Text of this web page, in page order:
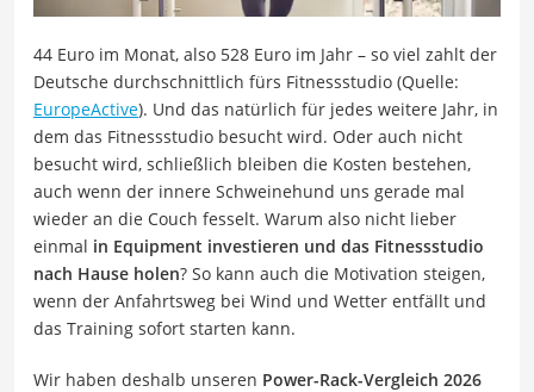
44 Euro im Monat, also 528 Euro im Jahr – so viel zahlt der
Deutsche durchschnittlich fürs Fitnessstudio (Quelle:
EuropeActive). Und das natürlich für jedes weitere Jahr, in
dem das Fitnessstudio besucht wird. Oder auch nicht
besucht wird, schließlich bleiben die Kosten bestehen,
auch wenn der innere Schweinehund uns gerade mal
wieder an die Couch fesselt. Warum also nicht lieber
einmal in Equipment investieren und das Fitnessstudio
nach Hause holen? So kann auch die Motivation steigen,
wenn der Anfahrtsweg bei Wind und Wetter entfällt und
das Training sofort starten kann.
Wir haben deshalb unseren Power-Rack-Vergleich 2026